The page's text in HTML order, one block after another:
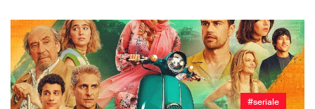
#seriale